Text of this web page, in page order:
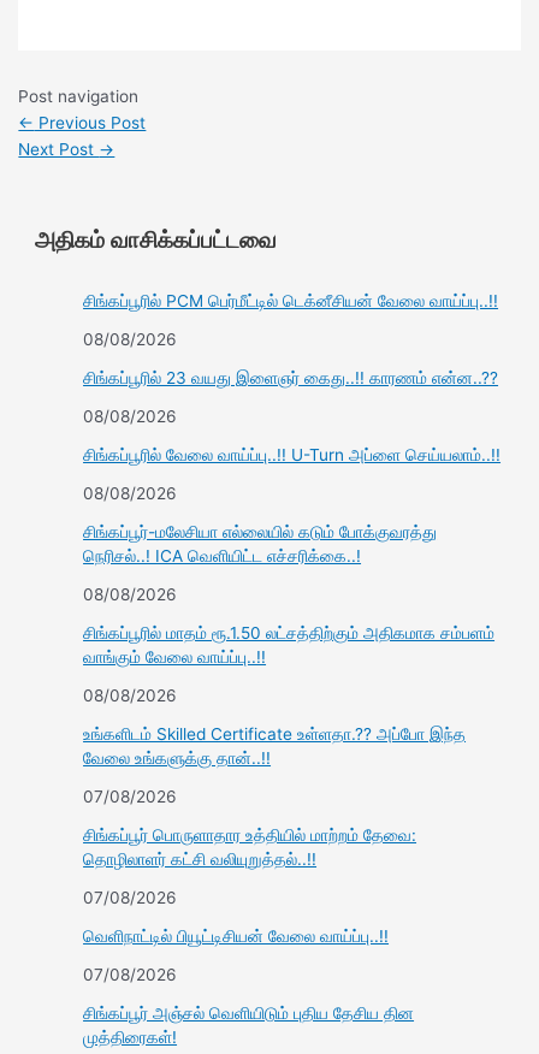
Post navigation
← Previous Post
Next Post →
அதிகம் வாசிக்கப்பட்டவை
சிங்கப்பூரில் PCM பெர்மீட்டில் டெக்னீசியன் வேலை வாய்ப்பு..!!
08/08/2026
சிங்கப்பூரில் 23 வயது இளைஞர் கைது..!! காரணம் என்ன..??
08/08/2026
சிங்கப்பூரில் வேலை வாய்ப்பு..!! U-Turn அப்ளை செய்யலாம்..!!
08/08/2026
சிங்கப்பூர்-மலேசியா எல்லையில் கடும் போக்குவரத்து
நெரிசல்..! ICA வெளியிட்ட எச்சரிக்கை..!
08/08/2026
சிங்கப்பூரில் மாதம் ரூ.1.50 லட்சத்திற்கும் அதிகமாக சம்பளம்
வாங்கும் வேலை வாய்ப்பு..!!
08/08/2026
உங்களிடம் Skilled Certificate உள்ளதா.?? அப்போ இந்த
வேலை உங்களுக்கு தான்..!!
07/08/2026
சிங்கப்பூர் பொருளாதார உத்தியில் மாற்றம் தேவை:
தொழிலாளர் கட்சி வலியுறுத்தல்..!!
07/08/2026
வெளிநாட்டில் பியூட்டிசியன் வேலை வாய்ப்பு..!!
07/08/2026
சிங்கப்பூர் அஞ்சல் வெளியிடும் புதிய தேசிய தின
முத்திரைகள்!